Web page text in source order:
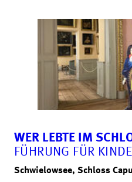
WER LEBTE IM
FÜHRUNG FÜR
Schwielowsee, Schloss